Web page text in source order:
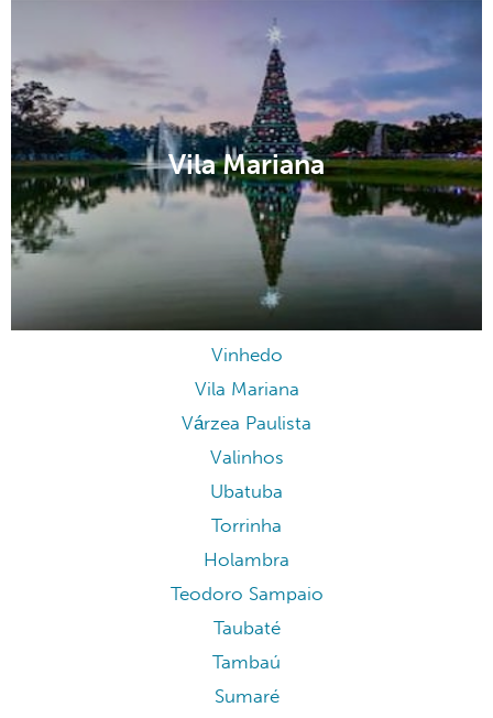
Vila Mariana
Vinhedo
Vila Mariana
Várzea Paulista
Valinhos
Ubatuba
Torrinha
Holambra
Teodoro Sampaio
Taubaté
Tambaú
Sumaré